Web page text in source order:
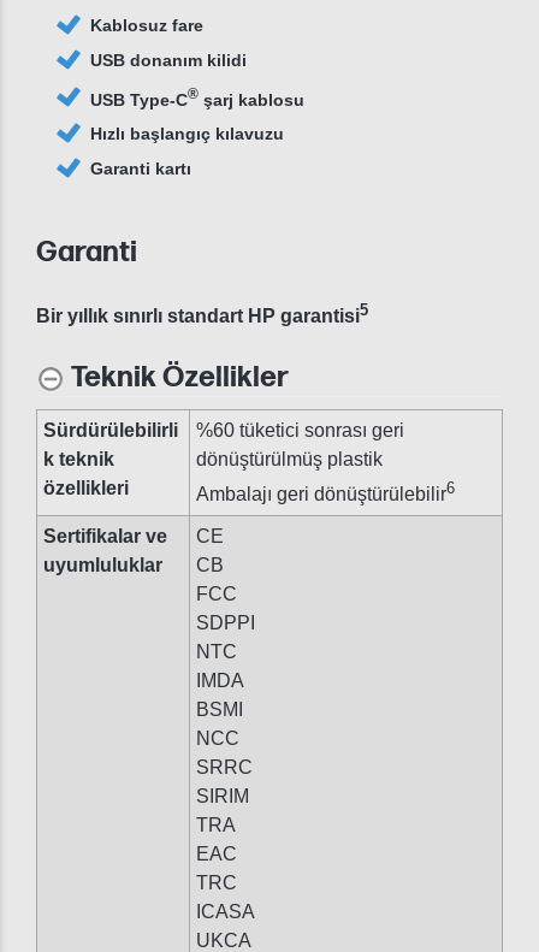
Kablosuz fare
USB donanım kilidi
USB Type-C® şarj kablosu
Hızlı başlangıç kılavuzu
Garanti kartı
Garanti
Bir yıllık sınırlı standart HP garantisi5
Teknik Özellikler
Sürdürülebilirli
k teknik
özellikleri
%60 tüketici sonrası geri
dönüştürülmüş plastik
Ambalajı geri dönüştürülebilir6
Sertifikalar ve
uyumluluklar
CE
CB
FCC
SDPPI
NTC
IMDA
BSMI
NCC
SRRC
SIRIM
TRA
EAC
TRC
ICASA
UKCA